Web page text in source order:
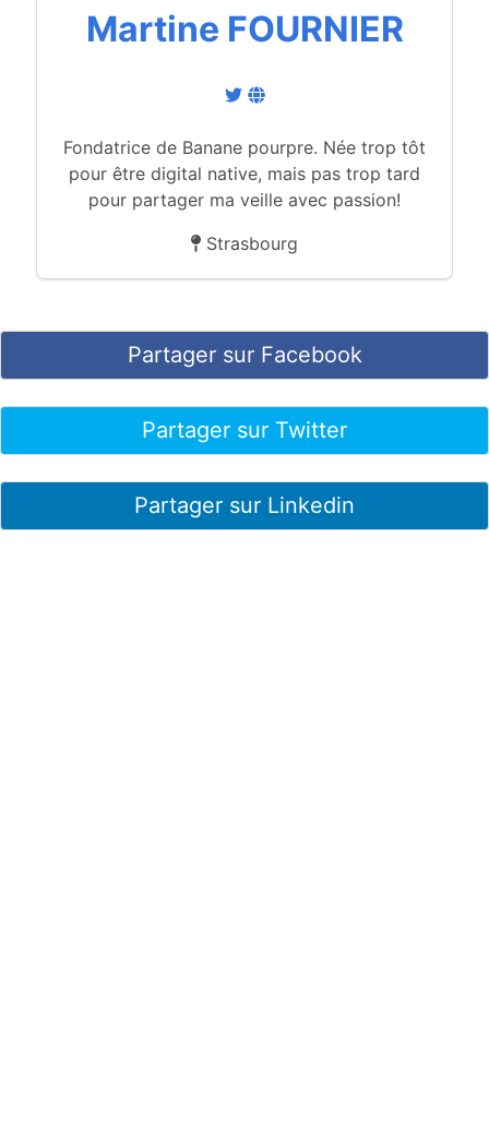
Martine FOURNIER
Fondatrice de Banane pourpre. Née trop tôt
pour être digital native, mais pas trop tard
pour partager ma veille avec passion!
Strasbourg
Partager sur Facebook
Partager sur Twitter
Partager sur Linkedin